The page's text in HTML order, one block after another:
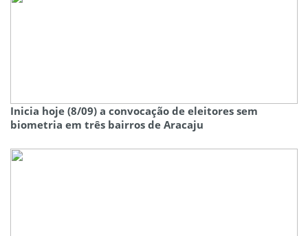
Inicia hoje (8/09) a convocação de eleitores sem
biometria em três bairros de Aracaju